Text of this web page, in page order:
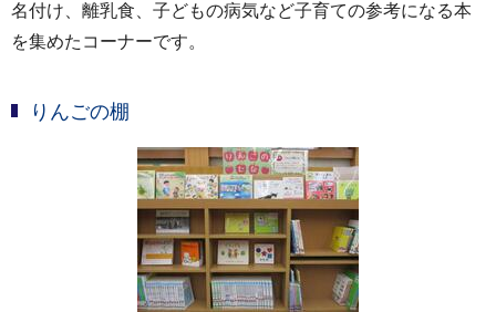
名付け、離乳食、子どもの病気など子育ての参考になる本
を集めたコーナーです。
りんごの棚